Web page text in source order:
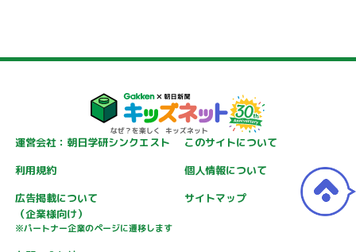
運営会社：朝日学研シンクエスト
このサイトについて
利用規約
個人情報について
広告掲載について
（企業様向け）
※パートナー企業のページに遷移します
サイトマップ